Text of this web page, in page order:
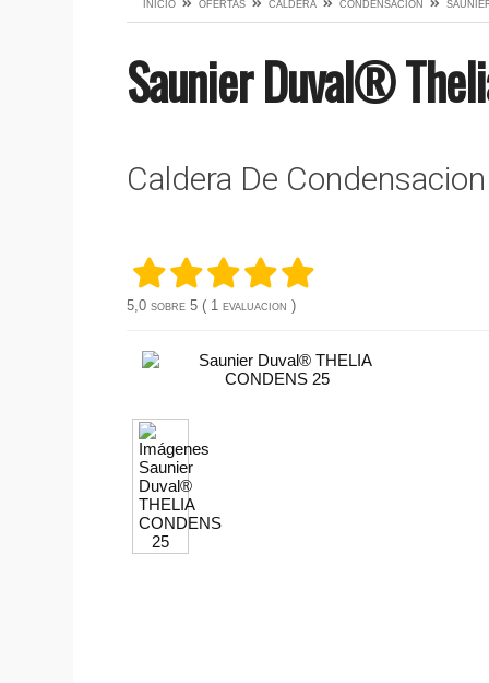
Saunier Duval®
Caldera De
5,0 sobre 5 ( 1 evaluacion )